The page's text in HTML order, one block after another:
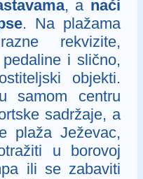
, a naći
. Na plažama
rekvizite,
i slično,
objekti.
samom centru
sadržaje, a
plaža Ježevac,
u borovoj
ili se zabaviti